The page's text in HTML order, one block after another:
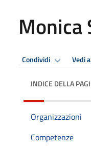
Monica
Condividi Vedi
INDICE DELLA
Organizzazioni
Competenze